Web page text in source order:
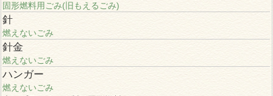
固形燃料用ごみ(旧もえるごみ)
針
燃えないごみ
針金
燃えないごみ
ハンガー
燃えないごみ